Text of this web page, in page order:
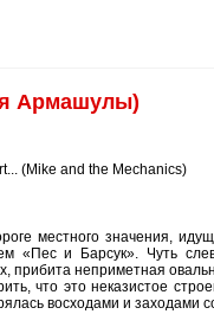
Армашулы)
(Mike and the Mechanics)
местного значения,
«Пес и Барсук». Чуть
неприметная
что это неказистое
восходами и заходами